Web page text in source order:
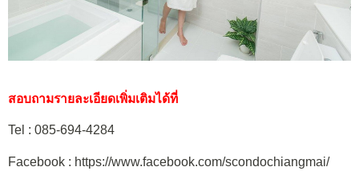
สอบถามรายละเอียดเพิ่มเติมได้ที่
Tel : 085-694-4284
Facebook : https://www.facebook.com/scondochiangmai/